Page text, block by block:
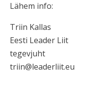
Lähem info:
Triin Kallas
Eesti Leader Liit
tegevjuht
triin@leaderliit.eu